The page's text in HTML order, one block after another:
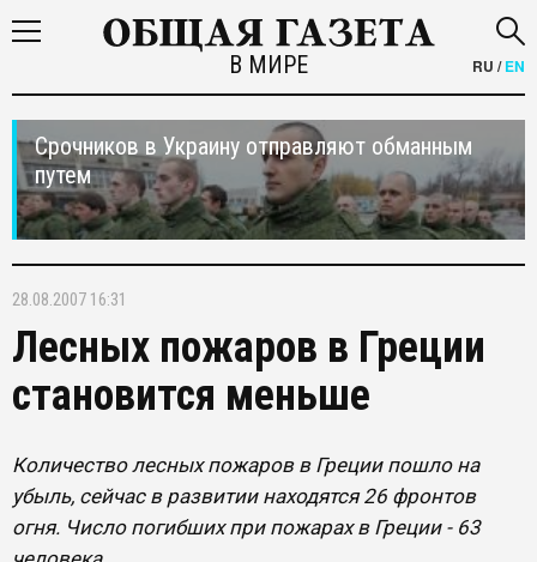
В МИРЕ RU /EN
Срочников в Украину отправляют обманным
путем
28.08.2007 16:31
Лесных пожаров в Греции
становится меньше
Количество лесных пожаров в Греции пошло на
убыль, сейчас в развитии находятся 26 фронтов
огня. Число погибших при пожарах в Греции - 63